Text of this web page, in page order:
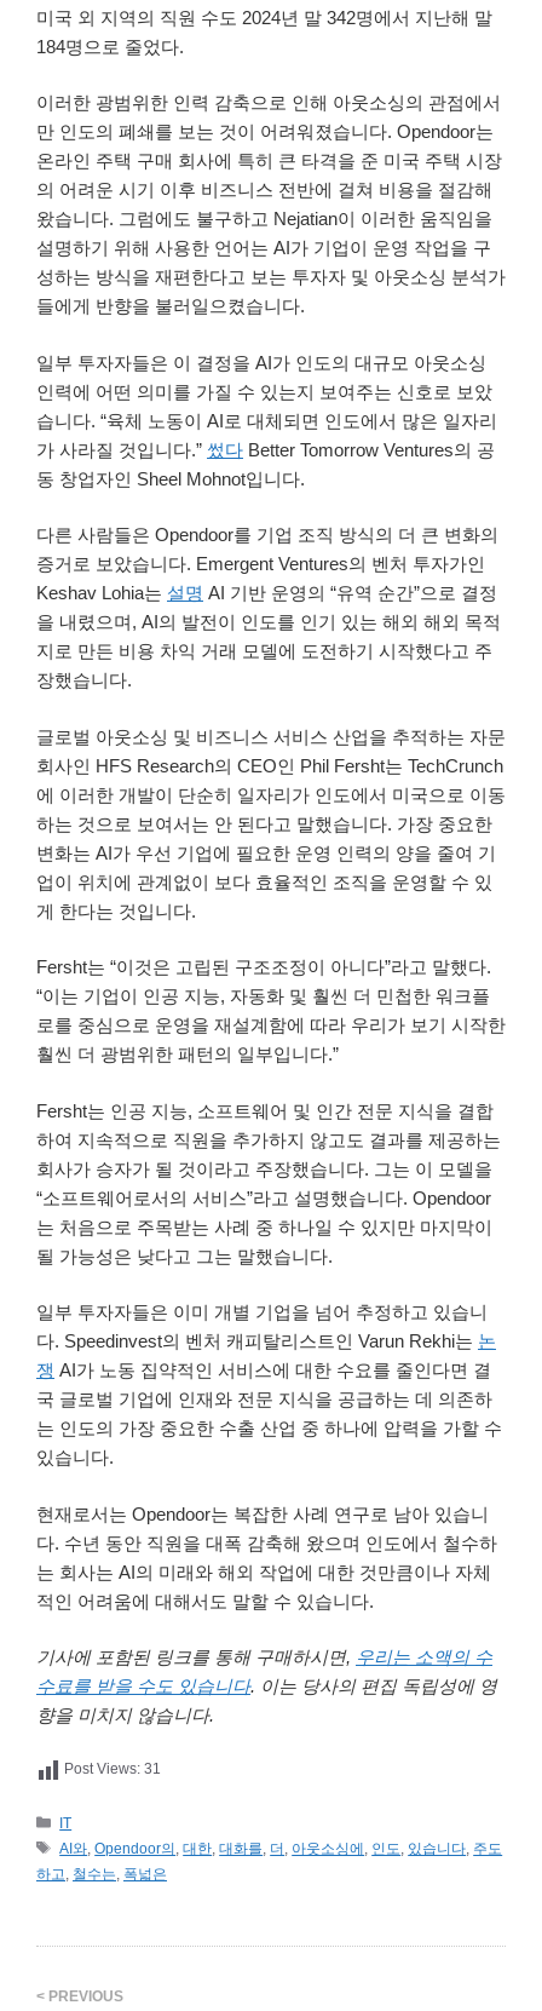
미국 외 지역의 직원 수도 2024년 말 342명에서 지난해 말
184명으로 줄었다.
이러한 광범위한 인력 감축으로 인해 아웃소싱의 관점에서
만 인도의 폐쇄를 보는 것이 어려워졌습니다. Opendoor는
온라인 주택 구매 회사에 특히 큰 타격을 준 미국 주택 시장
의 어려운 시기 이후 비즈니스 전반에 걸쳐 비용을 절감해
왔습니다. 그럼에도 불구하고 Nejatian이 이러한 움직임을
설명하기 위해 사용한 언어는 AI가 기업이 운영 작업을 구
성하는 방식을 재편한다고 보는 투자자 및 아웃소싱 분석가
들에게 반향을 불러일으켰습니다.
일부 투자자들은 이 결정을 AI가 인도의 대규모 아웃소싱
인력에 어떤 의미를 가질 수 있는지 보여주는 신호로 보았
습니다. “육체 노동이 AI로 대체되면 인도에서 많은 일자리
가 사라질 것입니다.” 썼다 Better Tomorrow Ventures의 공
동 창업자인 Sheel Mohnot입니다.
다른 사람들은 Opendoor를 기업 조직 방식의 더 큰 변화의
증거로 보았습니다. Emergent Ventures의 벤처 투자가인
Keshav Lohia는 설명 AI 기반 운영의 “유역 순간”으로 결정
을 내렸으며, AI의 발전이 인도를 인기 있는 해외 해외 목적
지로 만든 비용 차익 거래 모델에 도전하기 시작했다고 주
장했습니다.
글로벌 아웃소싱 및 비즈니스 서비스 산업을 추적하는 자문
회사인 HFS Research의 CEO인 Phil Fersht는 TechCrunch
에 이러한 개발이 단순히 일자리가 인도에서 미국으로 이동
하는 것으로 보여서는 안 된다고 말했습니다. 가장 중요한
변화는 AI가 우선 기업에 필요한 운영 인력의 양을 줄여 기
업이 위치에 관계없이 보다 효율적인 조직을 운영할 수 있
게 한다는 것입니다.
Fersht는 “이것은 고립된 구조조정이 아니다”라고 말했다.
“이는 기업이 인공 지능, 자동화 및 훨씬 더 민첩한 워크플
로를 중심으로 운영을 재설계함에 따라 우리가 보기 시작한
훨씬 더 광범위한 패턴의 일부입니다.”
Fersht는 인공 지능, 소프트웨어 및 인간 전문 지식을 결합
하여 지속적으로 직원을 추가하지 않고도 결과를 제공하는
회사가 승자가 될 것이라고 주장했습니다. 그는 이 모델을
“소프트웨어로서의 서비스”라고 설명했습니다. Opendoor
는 처음으로 주목받는 사례 중 하나일 수 있지만 마지막이
될 가능성은 낮다고 그는 말했습니다.
일부 투자자들은 이미 개별 기업을 넘어 추정하고 있습니
다. Speedinvest의 벤처 캐피탈리스트인 Varun Rekhi는 논
쟁 AI가 노동 집약적인 서비스에 대한 수요를 줄인다면 결
국 글로벌 기업에 인재와 전문 지식을 공급하는 데 의존하
는 인도의 가장 중요한 수출 산업 중 하나에 압력을 가할 수
있습니다.
현재로서는 Opendoor는 복잡한 사례 연구로 남아 있습니
다. 수년 동안 직원을 대폭 감축해 왔으며 인도에서 철수하
는 회사는 AI의 미래와 해외 작업에 대한 것만큼이나 자체
적인 어려움에 대해서도 말할 수 있습니다.
기사에 포함된 링크를 통해 구매하시면, 우리는 소액의 수
수료를 받을 수도 있습니다. 이는 당사의 편집 독립성에 영
향을 미치지 않습니다.
Post Views: 31
카
테
리
IT
태
그
AI와 ,Opendoor의 ,대한 ,대화를 더 아웃소싱에 인도 있습니다 주도
하고
철수는 폭넓은